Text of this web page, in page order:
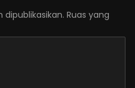
Ruas yang